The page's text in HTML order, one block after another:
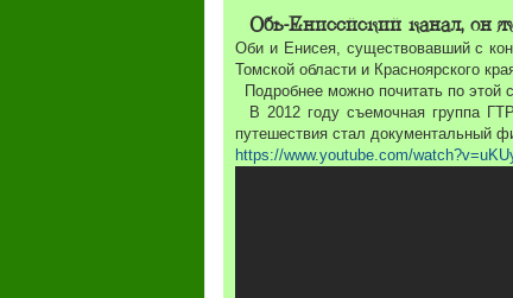
о
о
б
е
н
е
Обь-Енисейский канал, он
Оби и Енисея, существовавший с
Томской области и Красноярского
Подробнее можно почитать по этой
В 2012 году съемочная группа
путешествия стал документальный
https://www.youtube.com/